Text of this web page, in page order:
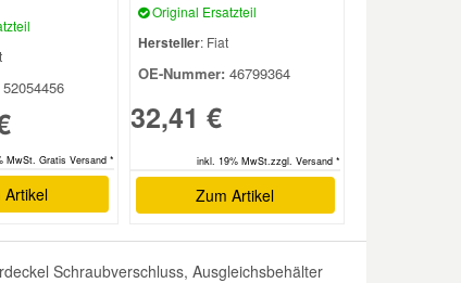
52054456
MwSt. Gratis Versand *
Artikel
Original Ersatzteil
Hersteller: Fiat
OE-Nummer: 46799364
32,41 €
inkl. 19% MwSt.zzgl. Versand *
Zum Artikel
Schraubverschluss, Ausgleichsbehälter